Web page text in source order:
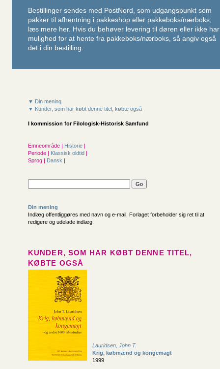
Bestillinger sendes med PostNord, som udgangspunkt som
pakker til afhentning i pakkeshop eller pakkeboks/nærboks;
læs mere her. Hvis du behøver levering til døren eller ikke har
mulighed for at hente fra pakkeboks/nærboks, så angiv også
det i din bestilling.
▼ Din mening
▼ Kunder, som har købt denne titel, købte også
I kommission forFilologisk-Historisk Samfund
Emneområde | Historie |
Periode | Klassisk oldtid |
Sprog | Dansk |
Din mening
Indlæg offentliggøres med navn og e-mail. Forlaget forbeholder sig ret til at
redigere og udelade indlæg.
KUNDER, SOM HAR KØBT DENNE TITEL,
KØBTE OGSÅ
Lauridsen, John T.
Krig, købmænd og kongemagt
1999